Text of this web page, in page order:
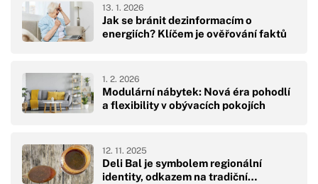
Jak se bránit dezinformacím o
energiích? Klíčem je ověřování faktů
13. 1. 2026
Modulární nábytek: Nová éra pohodlí
a flexibility v obývacích pokojích
1. 2. 2026
Deli Bal je symbolem regionální
identity, odkazem na tradiční…
12. 11. 2025